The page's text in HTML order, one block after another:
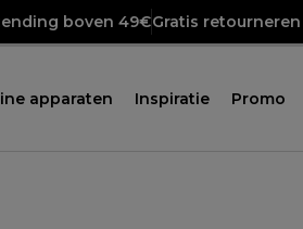
boven 49€Gratis retourneren
apparaten Inspiratie Promo